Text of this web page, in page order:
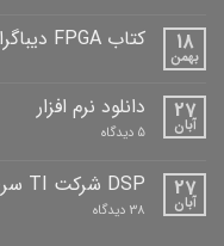
دیباگران 18
بهمن
کتاب FPGA دیباگران
کتاب
FPGA
دیباگران
ثبت
نشده 27
آبان
دانلود نرم افزار
5 دیدگاه برای
افزار 27
آبان
DSP شرکت TI سری 2000 و آموزش آن
38 دیدگاه برای